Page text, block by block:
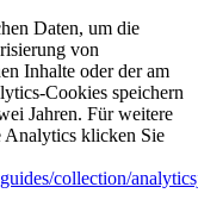
Daten, um die
von
Inhalte oder der am
Cookies speichern
Jahren. Für weitere
Analytics klicken Sie
collection/